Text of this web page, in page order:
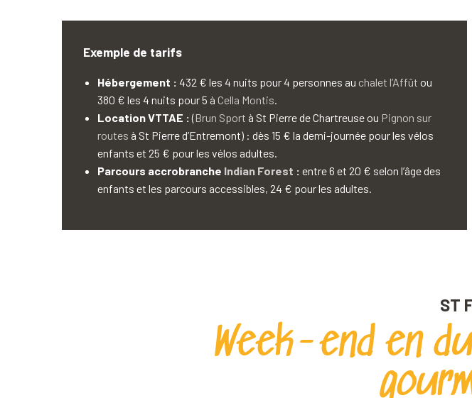
Exemple de tarifs
Hébergement : 432 € les 4 nuits pour 4 personnes au chalet l’Affût ou
380 € les 4 nuits pour 5 à Cella Montis.
Location VTTAE :(Brun Sport à St Pierre de Chartreuse ou Pignon sur
routes à St Pierre d’Entremont) : dès 15 € la demi-journée pour les vélos
enfants et 25 € pour les vélos adultes.
Parcours accrobranche Indian Forest : entre 6 et 20 € selon l’âge des
enfants et les parcours accessibles, 24 € pour les adultes.
ST
Week-end en